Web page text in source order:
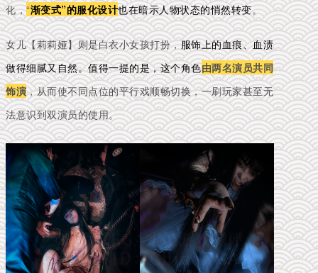
化，“渐变式”的服化设计也在暗示人物状态的悄然转变。
女儿【莉莉娅】则是白衣小女孩打扮，服饰上的血痕、血渍
做得细腻又自然。值得一提的是，这个角色由两名演员共同
饰演，从而使不同点位的平行戏顺畅切换，一刷玩家甚至无
法意识到双演员的使用。